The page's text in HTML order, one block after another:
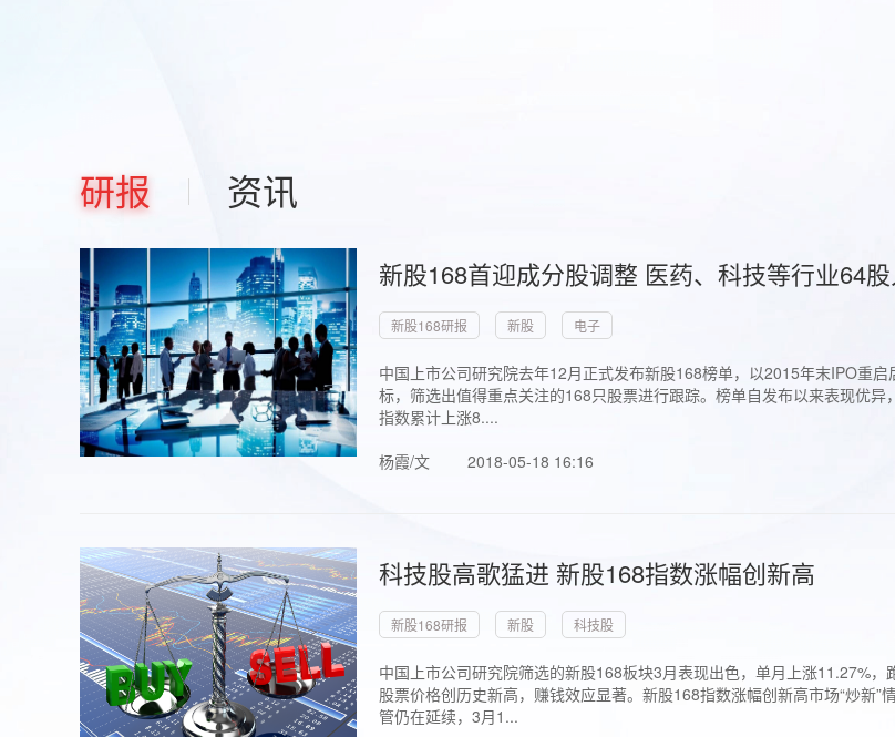
研报 资讯
新股168首迎成分股调整 医药、科技等行业64
新股168研报 新股 电子
中国上市公司研究院去年12月正式发布新股168榜单，以2015年末IPO重
标，筛选出值得重点关注的168只股票进行跟踪。榜单自发布以来表现优
指数累计上涨8....
杨霞/文
2018-05-18 16:16
科技股高歌猛进 新股168指数涨幅创新高
新股168研报 新股 科技股
中国上市公司研究院筛选的新股168板块3月表现出色，单月上涨11.27%
股票价格创历史新高，赚钱效应显著。新股168指数涨幅创新高市场“炒新
管仍在延续，3月1...